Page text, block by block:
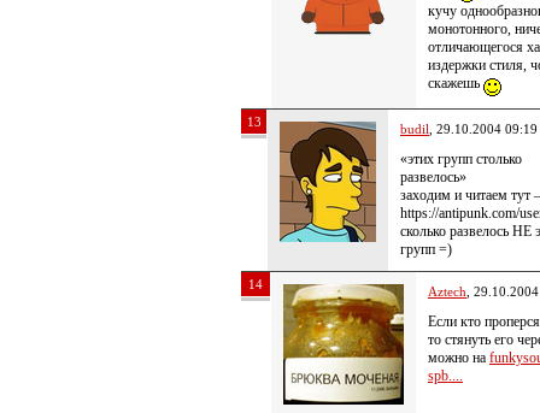
кучу
монотонного,
отличающегося
издержки стиля,
скажешь
13 budil , 29.10.2004 09:19
«этих групп столько
развелось»
заходим и читаем тут
https://antipunk.com/
сколько развелось НЕ
групп =)
14 Aztech ,
Если кто
то стянуть его
можно на
spb....